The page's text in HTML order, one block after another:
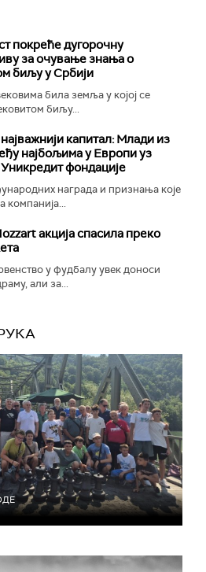
покреће дугорочну
за очување знања о
биљу у Србији
била земља у којој се
биљу...
капитал: Млади из
најбољима у Европи уз
фондације
награда и признања које
компанија...
акција спасила преко
у фудбалу увек доноси
али за...